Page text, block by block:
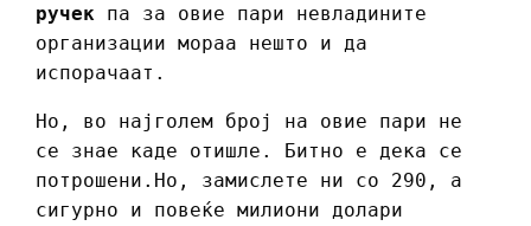
ручек па за овие пари невладините
организации мораа нешто и да
испорачаат.
Но, во најголем број на овие пари не
се знае каде отишле. Битно е дека се
потрошени.Но, замислете ни со 290, а
сигурно и повеќе милиони долари